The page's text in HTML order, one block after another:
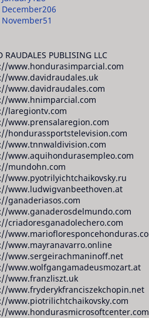
December206
November51
RAUDALES PUBLISING LLC
www.hondurasimparcial.com
www.davidraudales.uk
www.davidraudales.com
www.hnimparcial.com
laregiontv.com
www.prensalaregion.com
hondurassportstelevision.com
www.tnnwaldivision.com
www.aquihondurasempleo.com
mundohn.com
www.pyotrilyichtchaikovsky.ru
www.ludwigvanbeethoven.at
ganaderiasos.com
www.ganaderosdelmundo.com
criadoresganadolechero.com
www.mayranavarro.online
www.sergeirachmaninoff.net
www.wolfgangamadeusmozart.at
www.franzliszt.uk
www.fryderykfranciszekchopin.net
www.piotrilichtchaikovsky.com
www.hondurasmicrosoftcenter.com